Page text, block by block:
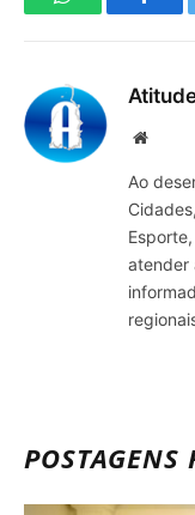
WhatsApp
Site
Ao
atender
POSTAGENS